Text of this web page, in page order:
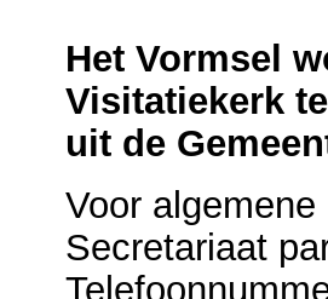
Het Vormsel
Visitatiekerk
uit de
Voor
Secretariaat